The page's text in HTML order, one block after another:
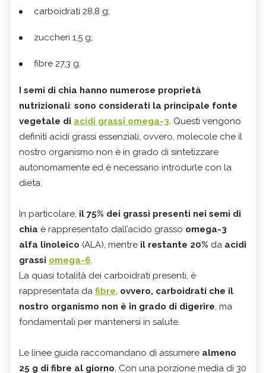
carboidrati 28,8 g;
zuccheri 1,5 g;
fibre 27,3 g.
I semi di chia hanno numerose proprietà
nutrizionali: sono considerati la principale fonte
vegetale di acidi grassi omega-3. Questi vengono
definiti acidi grassi essenziali, ovvero, molecole che il
nostro organismo non è in grado di sintetizzare
autonomamente ed è necessario introdurle con la
dieta.
In particolare, il 75% dei grassi presenti nei semi di
chia è rappresentato dall’acido grasso omega-3
alfa linoleico (ALA), mentre il restante 20% da acidi
grassi omega-6.
La quasi totalità dei carboidrati presenti, è
rappresentata da fibre, ovvero, carboidrati che il
nostro organismo non è in grado di digerire, ma
fondamentali per mantenersi in salute.
Le linee guida raccomandano di assumere almeno
25 g di fibre al giorno. Con una porzione media di 30